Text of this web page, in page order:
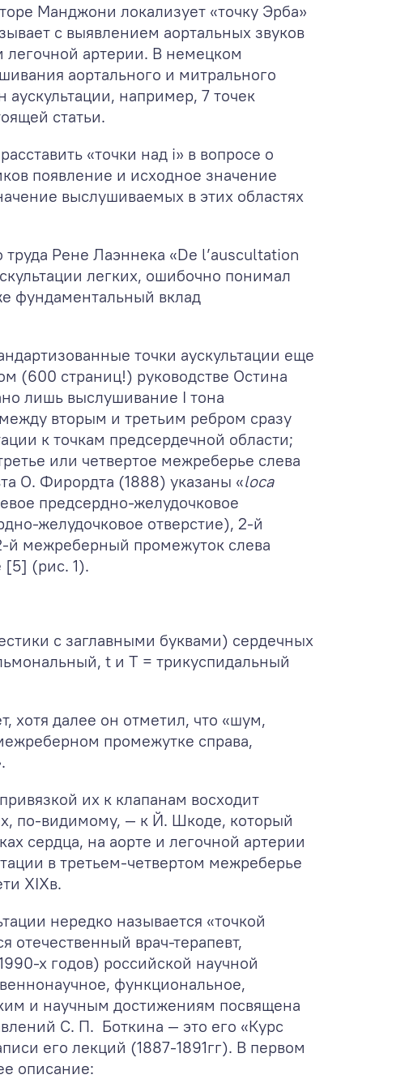
Манджони локализует «точку Эрба»
с выявлением аортальных звуков
артерии. В немецком
аортального и митрального
например, 7 точек
статьи.
«точки над i» в вопросе о
появление и исходное значение
выслушиваемых в этих областях
труда Рене Лаэннека «De l’auscultation
легких, ошибочно понимал
фундаментальный вклад
точки аускультации еще
(600 страниц!) руководстве Остина
лишь выслушивание I тона
вторым и третьим ребром сразу
к точкам предсердечной области;
или четвертое межреберье слева
О. Фирордта (1888) указаны «loca
предсердно-желудочковое
желудочковое отверстие), 2-й
й межреберный промежуток слева
[5] (рис. 1).
с заглавными буквами) сердечных
t и T = трикуспидальный
хотя далее он отметил, что «шум,
промежутке справа,
их к клапанам восходит
по-видимому, — к Й. Шкоде, который
сердца, на аорте и легочной артерии
в третьем-четвертом межреберье
XIXв.
нередко называется «точкой
врач-терапевт,
х годов) российской научной
функциональное,
и научным достижениям посвящена
С. П. Боткина — это его «Курс
его лекций (1887-1891гг). В первом
описание: